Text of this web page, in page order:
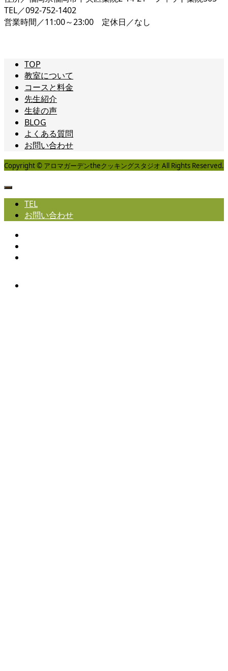
TEL／092-752-1402
営業時間／11:00～23:00 定休日／なし
TOP
教室について
コースと料金
先生紹介
生徒の声
BLOG
よくある質問
お問い合わせ
Copyright © アロマガーデンtheクッキングスタジオ All Rights Reserved.
TEL
お問い合わせ